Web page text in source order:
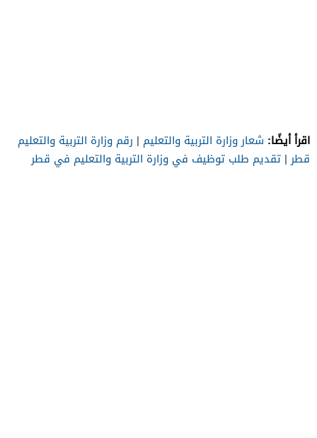
اقرأ أيضًا: شعار وزارة التربية والتعليم | رقم وزارة التربية والتعليم
قطر| تقديم طلب توظيف في وزارة التربية والتعليم في قطر